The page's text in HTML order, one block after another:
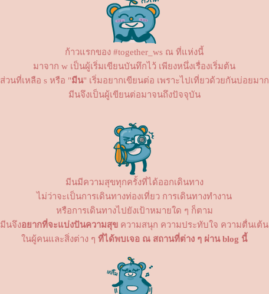
ก้าวแรกของ #together_ws ณ ที่แห่งนี้
มาจาก w เป็นผู้เริ่มเขียนบันทึกไว้ เพียงหนึ่งเรื่องเริ่มต้น
ส่วนที่เหลือ s หรือ "มีน" เริ่มอยากเขียนต่อ เพราะไปเที่ยวด้วยกันบ่อยมาก
มีนจึงเป็นผู้เขียนต่อมาจนถึงปัจจุบัน
มีนมีความสุขทุกครั้งที่ได้ออกเดินทาง
ไม่ว่าจะเป็นการเดินทางท่องเที่ยว การเดินทางทำงาน
หรือการเดินทางไปยังเป้าหมายใด ๆ ก็ตาม
มีนจึงอยากที่จะแบ่งปันความสุข ความสนุก ความประทับใจ ความตื่นเต้น
นผู้คนและสิ่งต่าง ๆ ที่ได้พบเจอ ณ สถานที่ต่าง ๆ ผ่าน blog นี้